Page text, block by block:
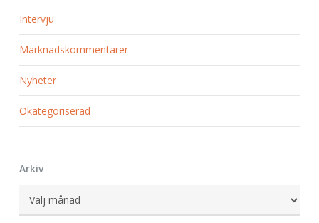
Intervju
Marknadskommentarer
Nyheter
Okategoriserad
Arkiv